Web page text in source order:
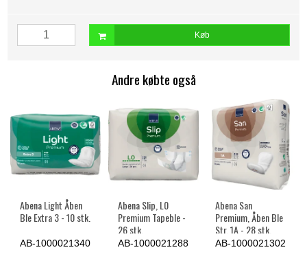
Køb
Andre købte også
Abena Light Åben
Ble Extra 3 - 10 stk.
AB-1000021340
Abena Slip, L0
Premium Tapeble -
26 stk.
AB-1000021288
Abena San
Premium, Åben Ble
Str. 1A - 28 stk.
AB-1000021302